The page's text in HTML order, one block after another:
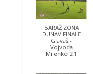
BARAŽ ZONA
DUNAV FINALE
Glavaš -
Vojvoda
Milenko 2:1